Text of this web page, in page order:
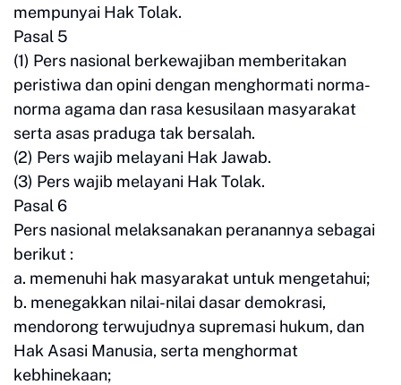
mempunyai Hak Tolak.
Pasal 5
(1) Pers nasional berkewajiban memberitakan
peristiwa dan opini dengan menghormati norma-
norma agama dan rasa kesusilaan masyarakat
serta asas praduga tak bersalah.
(2) Pers wajib melayani Hak Jawab.
(3) Pers wajib melayani Hak Tolak.
Pasal 6
Pers nasional melaksanakan peranannya sebagai
berikut :
a. memenuhi hak masyarakat untuk mengetahui;
b. menegakkan nilai-nilai dasar demokrasi,
mendorong terwujudnya supremasi hukum, dan
Hak Asasi Manusia, serta menghormat
kebhinekaan;